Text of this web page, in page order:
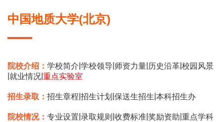
中国地质大学(北京)
院校介绍： 学校简介 学校领导 师资力量 历史沿革 校园风景
就业情况 重点实验室
招生录取： 招生章程 招生计划 保送生招生 本科招生办
院校情况： 专业设置 录取规则 收费标准 奖励资助 重点学科